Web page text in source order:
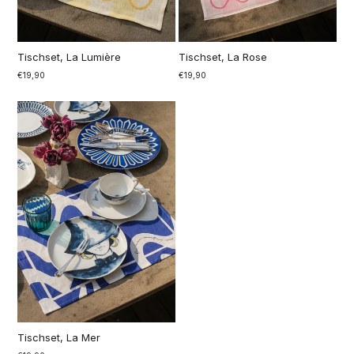
Tischset, La Lumière
€19,90
Tischset, La Rose
€19,90
Tischset, La Mer